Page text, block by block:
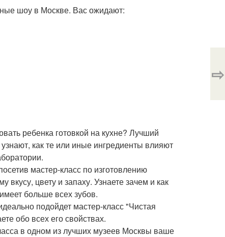
шоу в Москве. Вас ожидают:
ребенка готовкой на кухне? Лучший
как те или иные ингредиенты влияют
мастер-класс по изготовлению
цвету и запаху. Узнаете зачем и как
больше всех зубов.
подойдет мастер-класс "Чистая
обо всех его свойствах.
в одном из лучших музеев Москвы ваше
⇨